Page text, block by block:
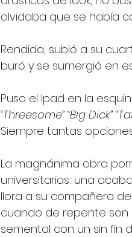
olvidaba que se había
Rendida, subió a su
buró y se sumergió en
Puso el Ipad en la
“Threesome” “Big Dick” “
Siempre tantas
La magnánima obra
universitarias: una
llora a su compañera
cuando de repente son
semental con un sin fin